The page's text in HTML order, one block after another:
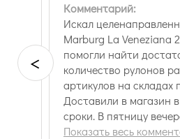
Комментарий:
Искал
Marburg La Veneziana
помогли найти
количество рулонов
артикулов на складах
Доставили в магазин
сроки. В пятницу
в пункт самовывоза -
Показать весь
<